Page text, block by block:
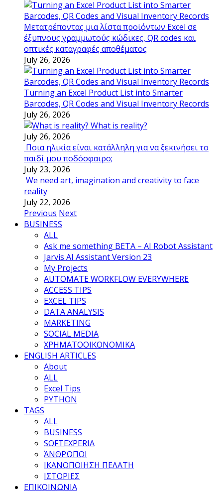
Μετατρέποντας μια λίστα προϊόντων Excel σε
έξυπνους γραμμωτούς κώδικες, QR codes και
οπτικές καταγραφές αποθέματος
July 26, 2026
Turning an Excel Product List into Smarter
Barcodes, QR Codes and Visual Inventory Records
July 26, 2026
What is reality?
July 26, 2026
Ποια ηλικία είναι κατάλληλη για να ξεκινήσει το
παιδί μου ποδόσφαιρο;
July 23, 2026
We need art, imagination and creativity to face
reality
July 22, 2026
Previous Next
BUSINESS
ALL
Ask me something BETA – AI Robot Assistant
Jarvis AI Assistant Version 23
My Projects
AUTOMATE WORKFLOW EVERYWHERE
ACCESS TIPS
EXCEL TIPS
DATA ANALYSIS
MARKETING
SOCIAL MEDIA
ΧΡΗΜΑΤΟΟΙΚΟΝΟΜΙΚΑ
ENGLISH ARTICLES
About
ALL
Excel Tips
PYTHON
TAGS
ALL
BUSINESS
SOFTEXPERIA
ΆΝΘΡΩΠΟΙ
ΙΚΑΝΟΠΟΙΗΣΗ ΠΕΛΑΤΗ
ΙΣΤΟΡΙΕΣ
ΕΠΙΚΟΙΝΩΝΙΑ